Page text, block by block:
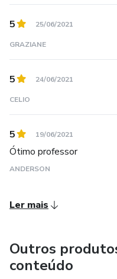
5 25/06/2021
GRAZIANE
5 24/06/2021
CELIO
5 19/06/2021
Ótimo professor
ANDERSON
Ler mais
Outros
conteúdo